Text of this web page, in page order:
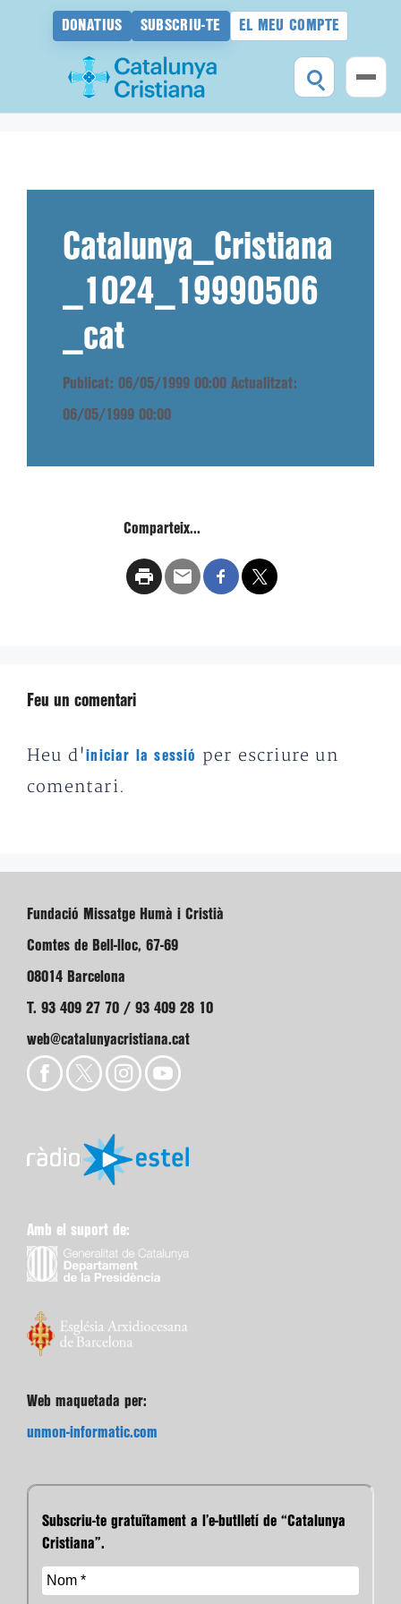
DONATIUS SUBSCRIU-TE EL MEU COMPTE
Catalunya_Cristiana
_1024_19990506
_cat
Publicat: 06/05/1999 00:00 Actualitzat:
06/05/1999 00:00
Comparteix...
Feu un comentari
Heu d'iniciar la sessió
per escriure un
comentari.
Fundació Missatge Humà i Cristià
Comtes de Bell-lloc, 67-69
08014 Barcelona
T. 93 409 27 70 / 93 409 28 10
web@catalunyacristiana.cat
Amb el suport de:
Web maquetada per:
unmon-informatic.com
Subscriu-te gratuïtament a l’e-butlletí de “Catalunya
Cristiana”.